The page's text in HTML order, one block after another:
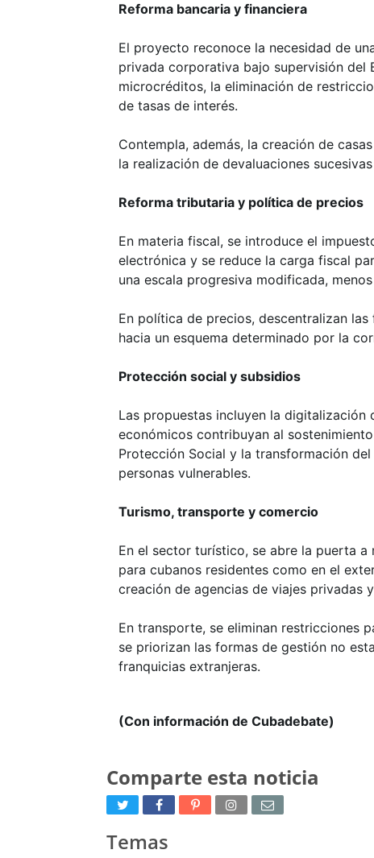
Reforma bancaria y financiera
El proyecto reconoce la necesidad de
privada corporativa bajo supervisión del
microcréditos, la eliminación de
de tasas de interés.
Contempla, además, la creación de
la realización de devaluaciones
Reforma tributaria y política de precios
En materia fiscal, se introduce el
electrónica y se reduce la carga fiscal
una escala progresiva modificada,
En política de precios, descentralizan
hacia un esquema determinado por la
Protección social y subsidios
Las propuestas incluyen la
económicos contribuyan al
Protección Social y la transformación
personas vulnerables.
Turismo, transporte y comercio
En el sector turístico, se abre la puerta
para cubanos residentes como en el
creación de agencias de viajes privadas
En transporte, se eliminan restricciones
se priorizan las formas de gestión no
franquicias extranjeras.
(Con información de Cubadebate)
Comparte esta noticia
Temas